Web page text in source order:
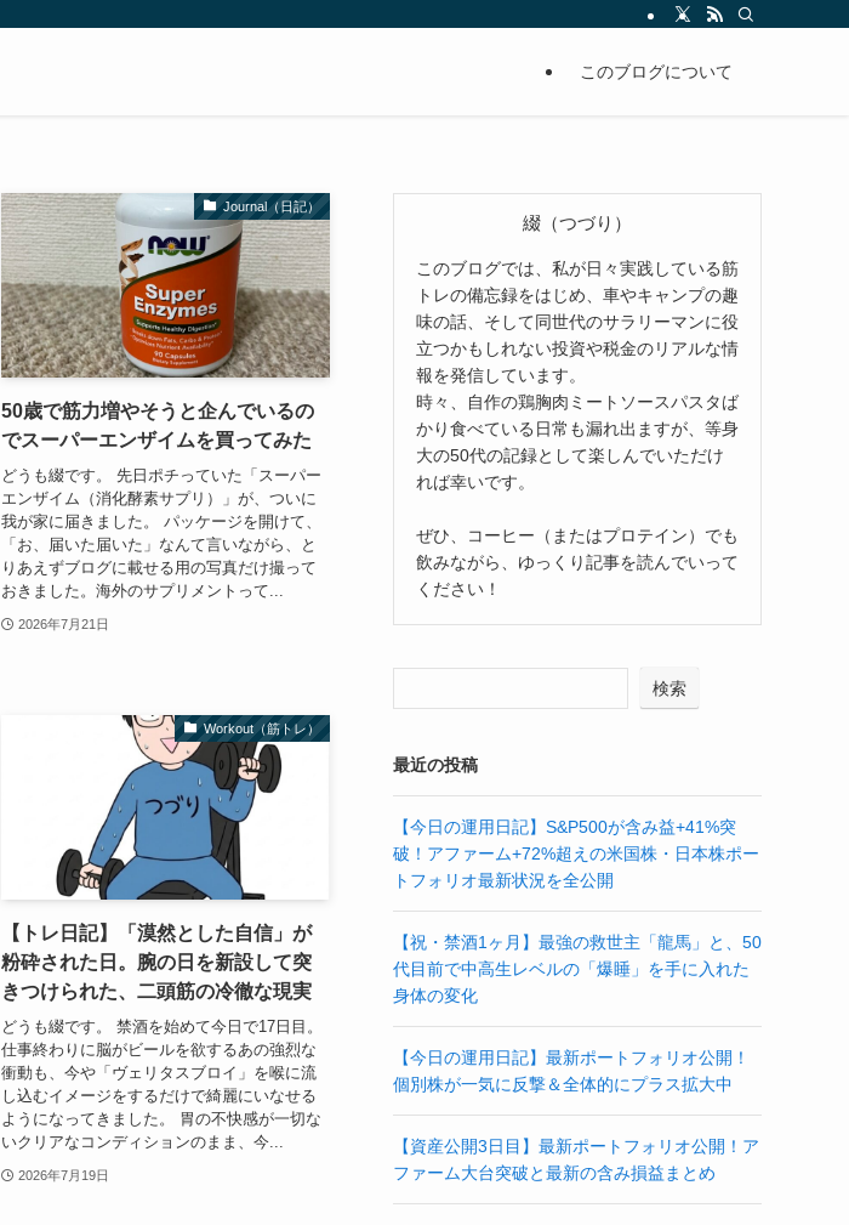
このブログについて
Journal（日記）
50歳で筋力増やそうと企んでいるの
でスーパーエンザイムを買ってみた
どうも綴です。 先日ポチっていた「スーパー
エンザイム（消化酵素サプリ）」が、ついに
我が家に届きました。 パッケージを開けて、
「お、届いた届いた」なんて言いながら、と
りあえずブログに載せる用の写真だけ撮って
おきました。海外のサプリメントって...
2026年7月21日
Workout（筋トレ）
【トレ日記】「漠然とした自信」が
粉砕された日。腕の日を新設して突
きつけられた、二頭筋の冷徹な現実
どうも綴です。 禁酒を始めて今日で17日目。
仕事終わりに脳がビールを欲するあの強烈な
衝動も、今や「ヴェリタスブロイ」を喉に流
し込むイメージをするだけで綺麗にいなせる
ようになってきました。 胃の不快感が一切な
いクリアなコンディションのまま、今...
2026年7月19日
綴（つづり）
このブログでは、私が日々実践している筋
トレの備忘録をはじめ、車やキャンプの趣
味の話、そして同世代のサラリーマンに役
立つかもしれない投資や税金のリアルな情
報を発信しています。
時々、自作の鶏胸肉ミートソースパスタば
かり食べている日常も漏れ出ますが、等身
大の50代の記録として楽しんでいただけ
れば幸いです。
ぜひ、コーヒー（またはプロテイン）でも
飲みながら、ゆっくり記事を読んでいって
ください！
検索
最近の投稿
【今日の運用日記】S&P500が含み益+41%突
破！アファーム+72%超えの米国株・日本株ポー
トフォリオ最新状況を全公開
【祝・禁酒1ヶ月】最強の救世主「龍馬」と、50
代目前で中高生レベルの「爆睡」を手に入れた
身体の変化
【今日の運用日記】最新ポートフォリオ公開！
個別株が一気に反撃＆全体的にプラス拡大中
【資産公開3日目】最新ポートフォリオ公開！ア
ファーム大台突破と最新の含み損益まとめ